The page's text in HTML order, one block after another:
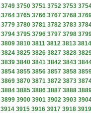
3749 3750 3751 3752 3753
3764 3765 3766 3767 3768
3779 3780 3781 3782 3783
3794 3795 3796 3797 3798
3809 3810 3811 3812 3813 3814
3824 3825 3826 3827 3828
3839 3840 3841 3842 3843
3854 3855 3856 3857 3858
3869 3870 3871 3872 3873
3884 3885 3886 3887 3888
3899 3900 3901 3902 3903
3914 3915 3916 3917 3918 3919